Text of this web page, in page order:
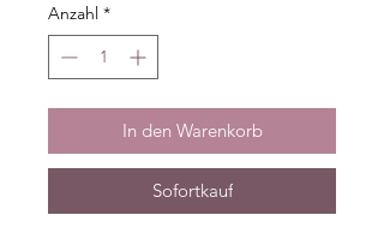
Anzahl *
In den Warenkorb
Sofortkauf